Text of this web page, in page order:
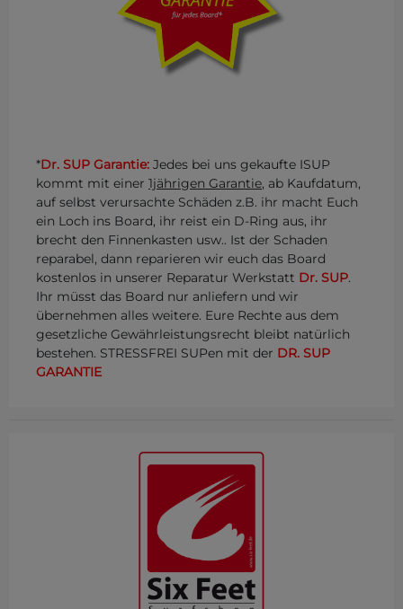
*Dr. SUP Garantie: Jedes bei uns gekaufte ISUP
kommt mit einer 1jährigen Garantie, ab Kaufdatum,
auf selbst verursachte Schäden z.B. ihr macht Euch
ein Loch ins Board, ihr reist ein D-Ring aus, ihr
brecht den Finnenkasten usw.. Ist der Schaden
reparabel, dann reparieren wir euch das Board
kostenlos in unserer Reparatur Werkstatt Dr. SUP.
Ihr müsst das Board nur anliefern und wir
übernehmen alles weitere. Eure Rechte aus dem
gesetzliche Gewährleistungsrecht bleibt natürlich
bestehen. STRESSFREI SUPen mit der DR. SUP
GARANTIE